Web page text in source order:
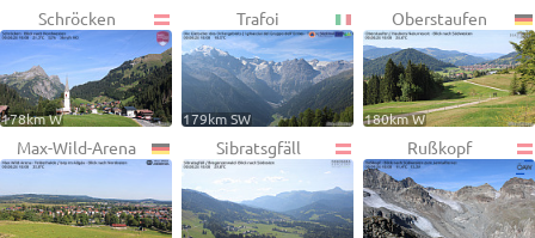
Schröcken
178km W
Trafoi
179km SW
Oberstaufen
180km W
Max-Wild-Arena Sibratsgfäll Rußkopf